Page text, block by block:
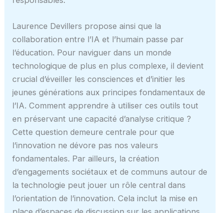
Laurence Devillers propose ainsi que la
collaboration entre l’IA et l’humain passe par
l’éducation. Pour naviguer dans un monde
technologique de plus en plus complexe, il devient
crucial d’éveiller les consciences et d’initier les
jeunes générations aux principes fondamentaux de
l’IA. Comment apprendre à utiliser ces outils tout
en préservant une capacité d’analyse critique ?
Cette question demeure centrale pour que
l’innovation ne dévore pas nos valeurs
fondamentales. Par ailleurs, la création
d’engagements sociétaux et de communs autour de
la technologie peut jouer un rôle central dans
l’orientation de l’innovation. Cela inclut la mise en